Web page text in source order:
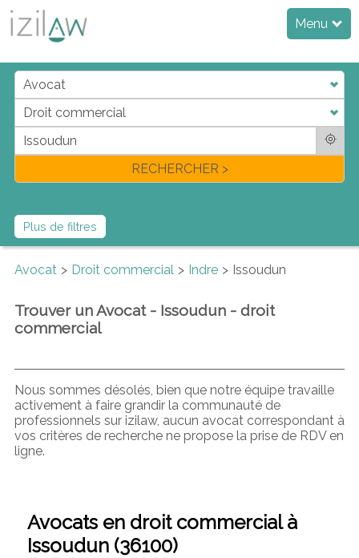
Menu
jdadi
fl
RECHERCHER >
Plus de filtres
Avocat Droit commercial Indre Issoudun
Trouver un Avocat - Issoudun - droit
commercial
Nous sommes désolés, bien que notre équipe travaille
activement à faire grandir la communauté de
professionnels sur izilaw, aucun avocat correspondant à
vos critères de recherche ne propose la prise de RDV en
ligne.
Avocats en droit commercial à
Issoudun (36100)